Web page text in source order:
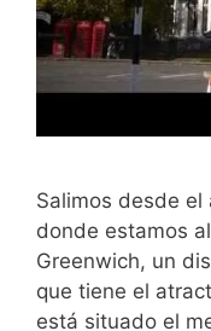
Salimos desde
donde estamos
Greenwich, un
que tiene el
está situado el